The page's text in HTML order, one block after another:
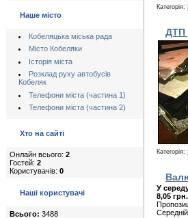
Наше місто
Кобеляцька міська рада
Місто Кобеляки
Історія міста
Розклад руху автобусів
Кобеляк
Телефони міста (частина 1)
Телефони міста (частина 2)
Хто на сайті
Онлайн всього: 2
Гостей: 2
Користувачів: 0
Наші користувачі
Всього: 3488
Категорія:
ДТП
Категорія:
У
8,05